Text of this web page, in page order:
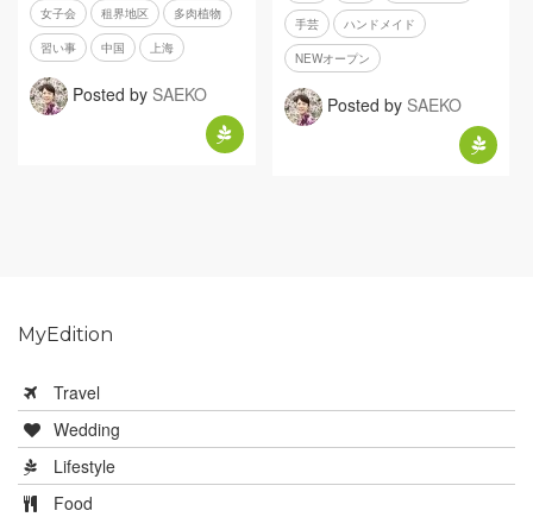
女子会 租界地区 多肉植物
習い事 中国 上海
Posted by SAEKO
手芸 ハンドメイド
NEWオープン
Posted by SAEKO
MyEdition
Travel
Wedding
Lifestyle
Food